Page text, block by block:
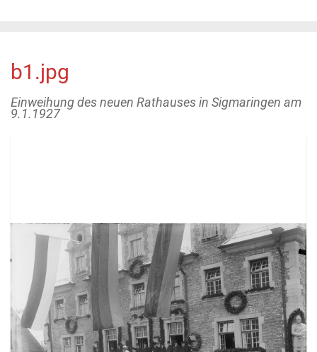
b1.jpg
Einweihung des neuen Rathauses in Sigmaringen am
9.1.1927